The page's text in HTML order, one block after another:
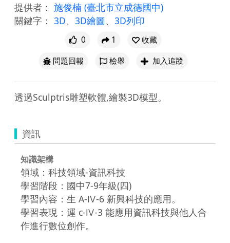
提供者： 施俊楠 (臺北市立成德國中)
關鍵字： 3D、 3D繪圖、 3D列印
0 1
收藏
問題回報
檢舉 加入追蹤
透過Sculptris雕塑軟體,繪製3D模型。
資訊
知識架構
領域：科技領域-資訊科技
學習階段：國中7-9年級(四)
學習內容：生 A-Ⅳ-6 新興科技的應用。
學習表現：運 c-Ⅳ-3 能應用資訊科技與他人合
作進行數位創作。